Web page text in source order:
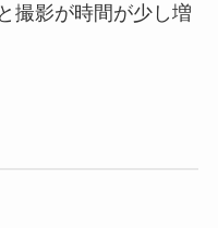
撮影が時間が少し増